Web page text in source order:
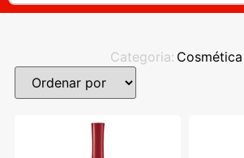
Categoria: Cosmética